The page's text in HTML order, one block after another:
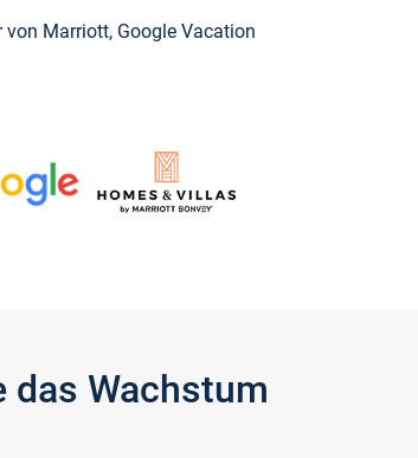
Marriott, Google Vacation
das Wachstum